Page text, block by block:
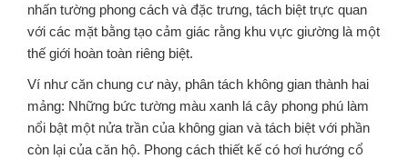
nhấn tường phong cách và đặc trưng, tách biệt trực quan
với các mặt bằng tạo cảm giác rằng khu vực giường là một
thế giới hoàn toàn riêng biệt.
Ví như căn chung cư này, phân tách không gian thành hai
mảng: Những bức tường màu xanh lá cây phong phú làm
nổi bật một nửa trần của không gian và tách biệt với phần
còn lại của căn hộ. Phong cách thiết kế có hơi hướng cổ